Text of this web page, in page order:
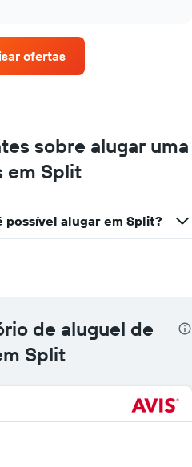
ofertas
sobre alugar uma
em Split
possível alugar em Split?
de aluguel de
Split